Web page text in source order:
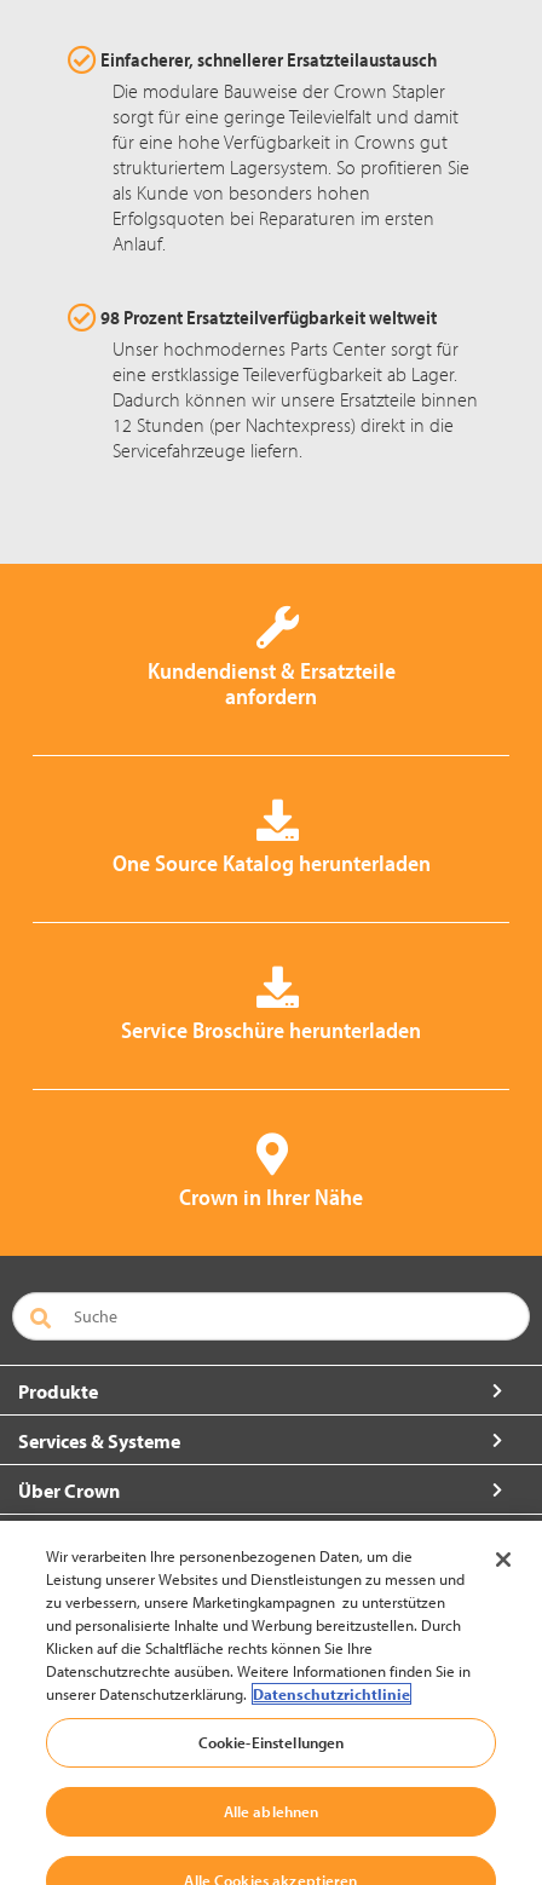
Einfacherer, schnellerer Ersatzteilaustausch
Die modulare Bauweise der Crown Stapler
sorgt für eine geringe Teilevielfalt und damit
für eine hohe Verfügbarkeit in Crowns gut
strukturiertem Lagersystem. So profitieren Sie
als Kunde von besonders hohen
Erfolgsquoten bei Reparaturen im ersten
Anlauf.
98 Prozent Ersatzteilverfügbarkeit weltweit
Unser hochmodernes Parts Center sorgt für
eine erstklassige Teileverfügbarkeit ab Lager.
Dadurch können wir unsere Ersatzteile binnen
12 Stunden (per Nachtexpress) direkt in die
Servicefahrzeuge liefern.
Kundendienst & Ersatzteile
anfordern
One Source Katalog herunterladen
Service Broschüre herunterladen
Crown in Ihrer Nähe
Produkte
Services & Systeme
Über Crown
Deutschland (ändern)
zum Seitenanfang
© 2002-2026 Crown Equipment Corporation
Impressum / Rechtlicher Hinweis|Datenschutzerklärung Websites
Wir verarbeiten Ihre personenbezogenen Daten, um die
Leistung unserer Websites und Dienstleistungen zu messen und
zu verbessern, unsere Marketingkampagnen zu unterstützen
und personalisierte Inhalte und Werbung bereitzustellen. Durch
Klicken auf die Schaltfläche rechts können Sie Ihre
Datenschutzrechte ausüben. Weitere Informationen finden Sie in
unserer Datenschutzerklärung. Datenschutzrichtlinie
Cookie-Einstellungen
Alle ablehnen
Alle Cookies akzeptieren